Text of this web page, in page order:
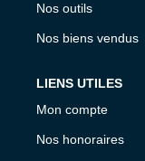
Nos outils
Nos biens vendus
LIENS UTILES
Mon compte
Nos honoraires